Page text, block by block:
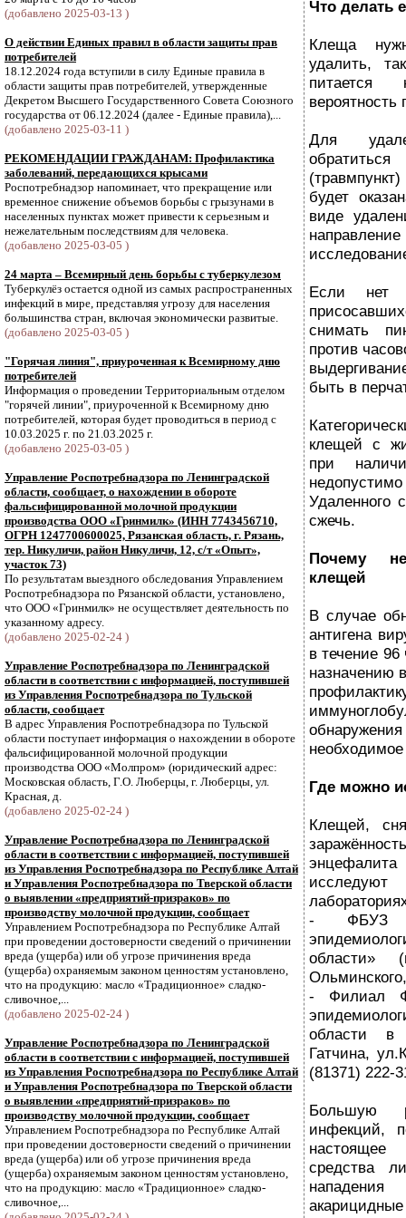
(добавлено 2025-03-13 )
О действии Единых правил в области защиты прав
потребителей
18.12.2024 года вступили в силу Единые правила в
области защиты прав потребителей, утвержденные
Декретом Высшего Государственного Совета Союзного
государства от 06.12.2024 (далее - Единые правила),...
(добавлено 2025-03-11 )
РЕКОМЕНДАЦИИ ГРАЖДАНАМ: Профилактика
заболеваний, передающихся крысами
Роспотребнадзор напоминает, что прекращение или
временное снижение объемов борьбы с грызунами в
населенных пунктах может привести к серьезным и
нежелательным последствиям для человека.
(добавлено 2025-03-05 )
24 марта – Всемирный день борьбы с туберкулезом
Туберкулёз остается одной из самых распространенных
инфекций в мире, представляя угрозу для населения
большинства стран, включая экономически развитые.
(добавлено 2025-03-05 )
"Горячая линия", приуроченная к Всемирному дню
потребителей
Информация о проведении Территориальным отделом
"горячей линии", приуроченной к Всемирному дню
потребителей, которая будет проводиться в период с
10.03.2025 г. по 21.03.2025 г.
(добавлено 2025-03-05 )
Управление Роспотребнадзора по Ленинградской
области, сообщает, о нахождении в обороте
фальсифицированной молочной продукции
производства ООО «Гринмилк» (ИНН 7743456710,
ОГРН 1247700600025, Рязанская область, г. Рязань,
тер. Никуличи, район Никуличи, 12, с/т «Опыт»,
участок 73)
По результатам выездного обследования Управлением
Роспотребнадзора по Рязанской области, установлено,
что ООО «Гринмилк» не осуществляет деятельность по
указанному адресу.
(добавлено 2025-02-24 )
Управление Роспотребнадзора по Ленинградской
области в соответствии с информацией, поступившей
из Управления Роспотребнадзора по Тульской
области, сообщает
В адрес Управления Роспотребнадзора по Тульской
области поступает информация о нахождении в обороте
фальсифицированной молочной продукции
производства ООО «Молпром» (юридический адрес:
Московская область, Г.О. Люберцы, г. Люберцы, ул.
Красная, д.
(добавлено 2025-02-24 )
Управление Роспотребнадзора по Ленинградской
области в соответствии с информацией, поступившей
из Управления Роспотребнадзора по Республике Алтай
и Управления Роспотребнадзора по Тверской области
о выявлении «предприятий-призраков» по
производству молочной продукции, сообщает
Управлением Роспотребнадзора по Республике Алтай
при проведении достоверности сведений о причинении
вреда (ущерба) или об угрозе причинения вреда
(ущерба) охраняемым законом ценностям установлено,
что на продукцию: масло «Традиционное» сладко-
сливочное,...
(добавлено 2025-02-24 )
Управление Роспотребнадзора по Ленинградской
области в соответствии с информацией, поступившей
из Управления Роспотребнадзора по Республике Алтай
и Управления Роспотребнадзора по Тверской области
о выявлении «предприятий-призраков» по
производству молочной продукции, сообщает
Управлением Роспотребнадзора по Республике Алтай
при проведении достоверности сведений о причинении
вреда (ущерба) или об угрозе причинения вреда
(ущерба) охраняемым законом ценностям установлено,
что на продукцию: масло «Традиционное» сладко-
сливочное,...
Что делать
Клеща
удалить,
вероятность
Для
будет
виде
Если нет
снимать
против
быть в
клещей с
при
Удаленного
сжечь.
Почему
клещей
В случае
антигена
в течение
назначению
Где можно
Клещей,
- ФБУЗ
области»
- Филиал
области в
Гатчина,
(81371) 222-
Большую
инфекций,
средства